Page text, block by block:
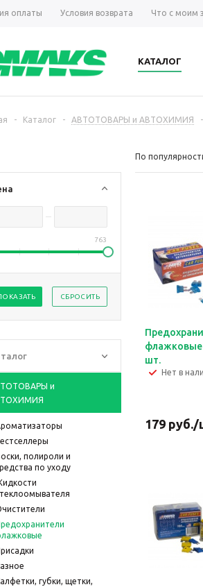
оплаты Условия возврата Что с моим
КАТАЛОГ
- Каталог - АВТОТОВАРЫ и АВТОХИМИЯ -
763
СБРОСИТЬ
и
полироли и
по уходу
губки, щетки,
По
шт.
Нет в
179 руб./